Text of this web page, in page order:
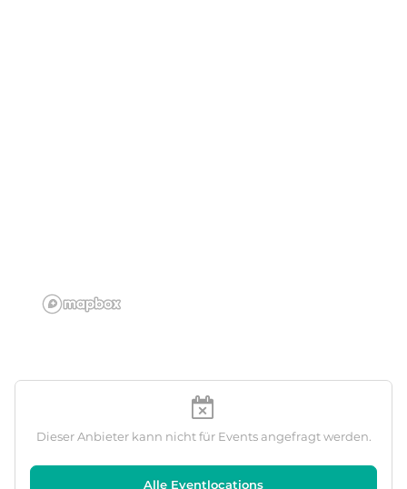
Dieser Anbieter kann nicht für Events angefragt werden.
Alle Eventlocations